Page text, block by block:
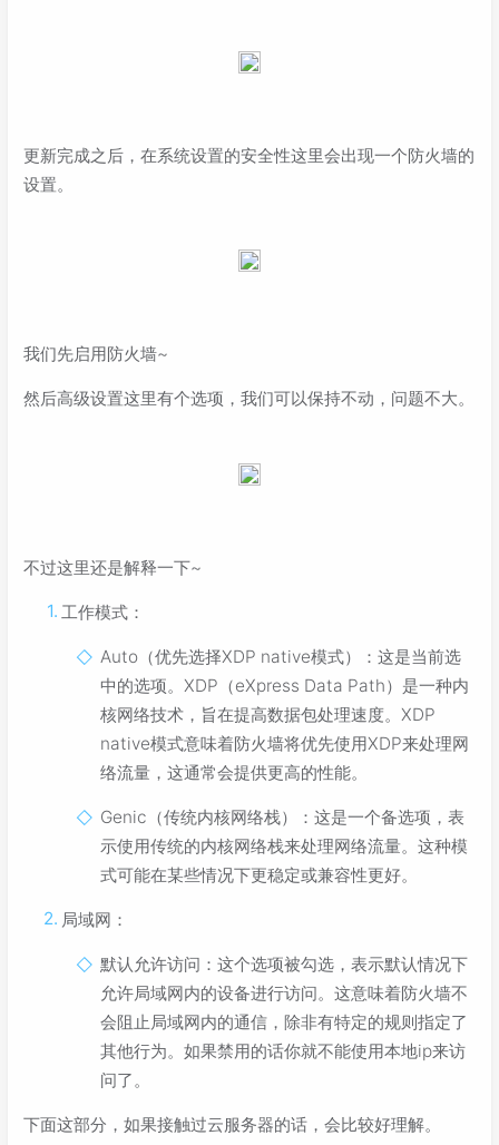
更新完成之后，在系统设置的安全性这里会出现一个防火墙的
设置。
我们先启用防火墙~
然后高级设置这里有个选项，我们可以保持不动，问题不大。
不过这里还是解释一下~
工作模式：
Auto（优先选择XDP native模式）：这是当前选
中的选项。XDP（eXpress Data Path）是一种内
核网络技术，旨在提高数据包处理速度。XDP
native模式意味着防火墙将优先使用XDP来处理网
络流量，这通常会提供更高的性能。
Genic（传统内核网络栈）：这是一个备选项，表
示使用传统的内核网络栈来处理网络流量。这种模
式可能在某些情况下更稳定或兼容性更好。
局域网：
默认允许访问：这个选项被勾选，表示默认情况下
允许局域网内的设备进行访问。这意味着防火墙不
会阻止局域网内的通信，除非有特定的规则指定了
其他行为。如果禁用的话你就不能使用本地ip来访
问了。
下面这部分，如果接触过云服务器的话，会比较好理解。